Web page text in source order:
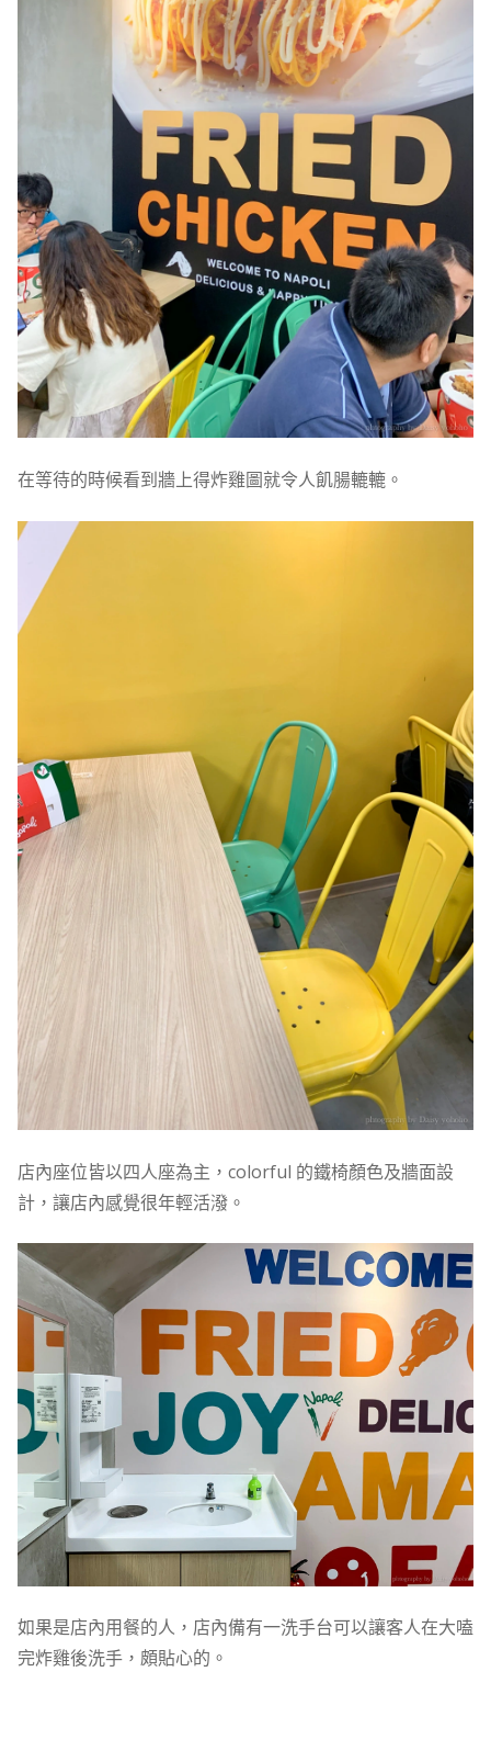
在等待的時候看到牆上得炸雞圖就令人飢腸轆轆。
店內座位皆以四人座為主，colorful 的鐵椅顏色及牆面設
計，讓店內感覺很年輕活潑。
如果是店內用餐的人，店內備有一洗手台可以讓客人在大嗑
完炸雞後洗手，頗貼心的。